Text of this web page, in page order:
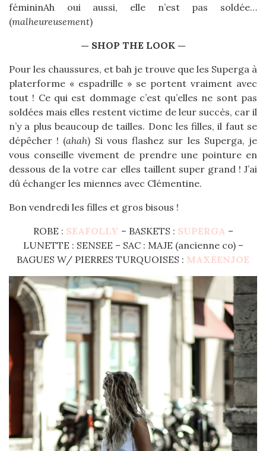
fémininAh oui aussi, elle n’est pas soldée…
(malheureusement)
— SHOP THE LOOK —
Pour les chaussures, et bah je trouve que les Superga à
platerforme « espadrille » se portent vraiment avec
tout ! Ce qui est dommage c’est qu’elles ne sont pas
soldées mais elles restent victime de leur succès, car il
n’y a plus beaucoup de tailles. Donc les filles, il faut se
dépêcher ! (ahah) Si vous flashez sur les Superga, je
vous conseille vivement de prendre une pointure en
dessous de la votre car elles taillent super grand ! J’ai
dû échanger les miennes avec Clémentine.
Bon vendredi les filles et gros bisous !
ROBE : SEAFOLLY – BASKETS : SUPERGA –
LUNETTE : SENSEE – SAC : MAJE (ancienne co) –
BAGUES W/ PIERRES TURQUOISES : MAXEENJOE